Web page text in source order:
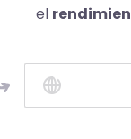
los
servicios
de
el